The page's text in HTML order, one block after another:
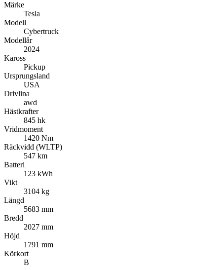
Märke
Tesla
Modell
Cybertruck
Modellår
2024
Kaross
Pickup
Ursprungsland
USA
Drivlina
awd
Hästkrafter
845 hk
Vridmoment
1420 Nm
Räckvidd (WLTP)
547 km
Batteri
123 kWh
Vikt
3104 kg
Längd
5683 mm
Bredd
2027 mm
Höjd
1791 mm
Körkort
B